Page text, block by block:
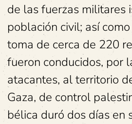
de las fuerzas militares
población civil; así
toma de cerca de 220
fueron conducidos, por
atacantes, al territorio
Gaza, de control
bélica duró dos días en